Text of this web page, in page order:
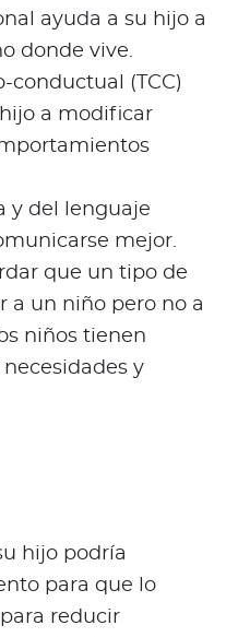
ayuda a su hijo a
donde vive.
conductual (TCC)
a modificar
y del lenguaje
mejor.
que un tipo de
a un niño pero no a
niños tienen
y
hijo podría
para que lo
reducir